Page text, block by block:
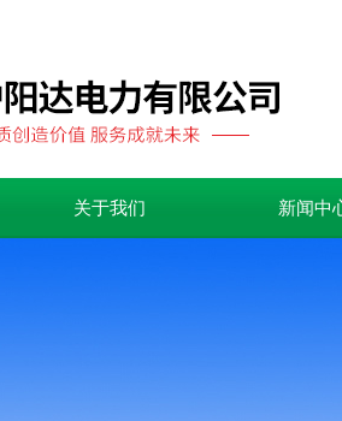
关于我们 新闻中